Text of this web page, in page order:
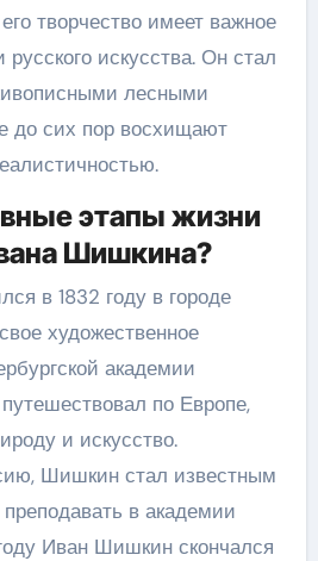
творчество имеет важное
искусства. Он стал
лесными
до сих пор восхищают
этапы жизни
Шишкина?
в 1832 году в городе
художественное
академии
по Европе,
и искусство.
Шишкин стал известным
в академии
Иван Шишкин скончался